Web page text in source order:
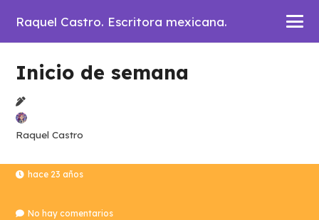
Raquel Castro. Escritora mexicana.
Inicio de semana
Raquel Castro
hace 23 años
No hay comentarios